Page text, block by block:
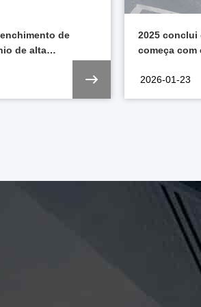
sucesso, e 2026
renovada.
Seringas
Veterinária:
2026-01-22